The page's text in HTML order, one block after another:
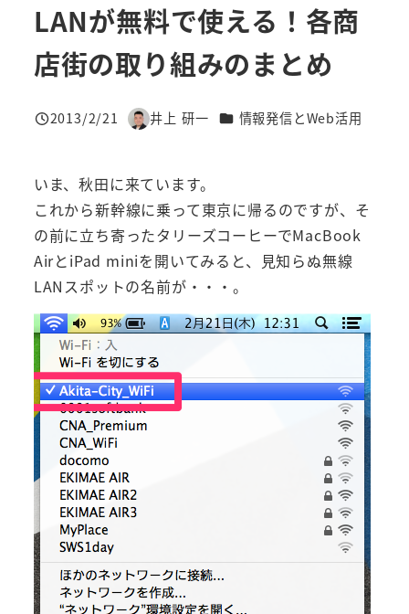
LANが無料で使える！各商
店街の取り組みのまとめ
投稿日
2013/2/21
著
井上 研一 カテゴリー
情報発信とWeb活用
いま、秋田に来ています。
これから新幹線に乗って東京に帰るのですが、そ
の前に立ち寄ったタリーズコーヒーでMacBook
AirとiPad miniを開いてみると、見知らぬ無線
LANスポットの名前が・・・。